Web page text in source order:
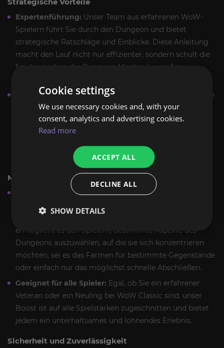
Expertenführung: Unser Team aus erfahrenen WoW-
Spielern führt Sie durch den Dungeon und bietet
strategische Ratschläge und Einblicke. Diese Anleitung
macht den Lauf nicht nur effizienter, sondern schult die
Spieler auch in der Dungeon-Mechanik, was für
Vermeiden Sie häufige Fallstricke:
Für viele können die
Todesminen eine Herausforderung sein, mit kniffligen
Bossen und komplexen Pfaden. Unser Boost hilft
Spielern, häufige Fehler und Fallstricke zu vermeiden
und sorgt so für einen reibungslosen und erfolgreichen
Dungeon-Durchlauf.
Maßgeschneiderte Erfahrung
Anpassbare Boosts:Wir verstehen, dass jeder Spieler
unterschiedliche Bedürfnisse und Ziele hat. Unser
Todesminen-Dungeon-Boost ist anpassbar und
ermöglicht es den Spielern, bestimmte Aspekte des
Dungeons auszuwählen, auf die sie sich konzentrieren
möchten, sei es das Farmen für bestimmte Gegenstände
oder einfach nur das möglichst schnelle Abschließen.
Geeignet für alle Spieler: Egal, ob Sie ein erfahrener
Veteran oder ein Neuling bei WoW Classic sind, unser
Boost ist auf alle Spielstärken zugeschnitten und bietet
jedem ein unterhaltsames und lohnendes Erlebnis.
Sicherheit und Zuverlässigkeit
Cookie settings
We use necessary cookies and, with your
consent, analytics and advertising cookies.
Read more
ACCEPT ALL
DECLINE ALL
SHOW DETAILS